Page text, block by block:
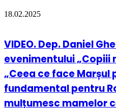
18.02.2025
VIDEO. Dep. Daniel
evenimentului „Copiii
„Ceea ce face
fundamental pentru
mulțumesc mamelor